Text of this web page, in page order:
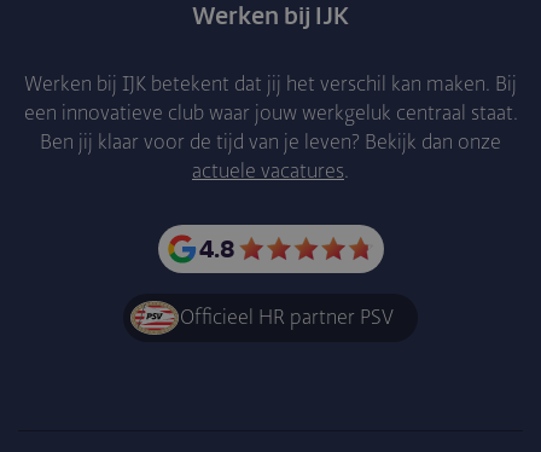
Werken bij IJK
Werken bij IJK betekent dat jij het verschil kan maken. Bij
een innovatieve club waar jouw werkgeluk centraal staat.
Ben jij klaar voor de tijd van je leven? Bekijk dan onze
actuele vacatures.
4.8
Officieel HR partner PSV